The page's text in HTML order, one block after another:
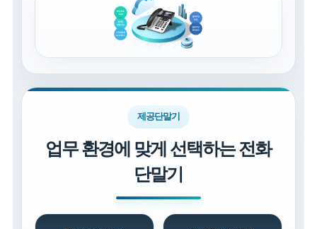
제공단말기
업무 환경에 맞게 선택하는 전화
단말기